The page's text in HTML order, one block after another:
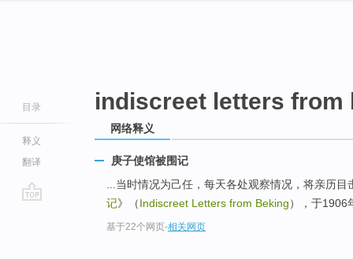
目录
释义
翻译
indiscreet letters from
网络释义
庚子使馆被围记
...当时情况为己任，每天各处观察情况，将亲历
记》（Indiscreet Letters from Beking），于1906
基于22个网页-相关网页